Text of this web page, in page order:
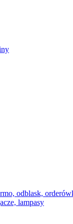
odblask,
lampasy